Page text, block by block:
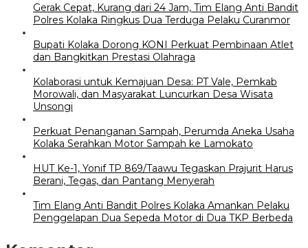
Gerak Cepat, Kurang dari 24 Jam, Tim Elang Anti Bandit
Polres Kolaka Ringkus Dua Terduga Pelaku Curanmor
Bupati Kolaka Dorong KONI Perkuat Pembinaan Atlet
dan Bangkitkan Prestasi Olahraga
Kolaborasi untuk Kemajuan Desa: PT Vale, Pemkab
Morowali, dan Masyarakat Luncurkan Desa Wisata
Unsongi
Perkuat Penanganan Sampah, Perumda Aneka Usaha
Kolaka Serahkan Motor Sampah ke Lamokato
HUT Ke-1, Yonif TP 869/Taawu Tegaskan Prajurit Harus
Berani, Tegas, dan Pantang Menyerah
Tim Elang Anti Bandit Polres Kolaka Amankan Pelaku
Penggelapan Dua Sepeda Motor di Dua TKP Berbeda